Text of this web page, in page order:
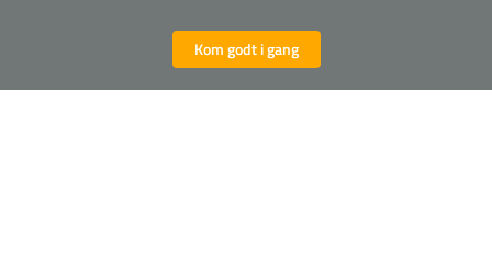
Kom godt i gang